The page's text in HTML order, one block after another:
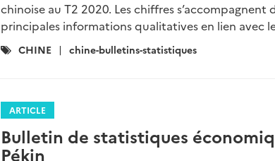
chinoise au T2 2020. Les chiffres
principales informations qualitatives en lien avec
Catégories
CHINE chine-bulletins-statistiques
ARTICLE
Bulletin de statistiques
Pékin